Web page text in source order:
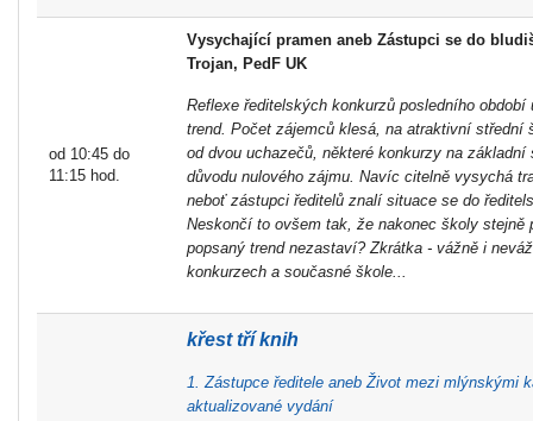
od 10:45 do
11:15 hod.
Vysychající pramen aneb Zástupci se do
Trojan, PedF UK
Reflexe ředitelských konkurzů posledního období
trend. Počet zájemců klesá, na atraktivní střední
od dvou uchazečů, některé konkurzy na
důvodu nulového zájmu. Navíc citelně vysychá
neboť zástupci ředitelů znalí situace se do
Neskončí to ovšem tak, že nakonec školy stejně
popsaný trend nezastaví? Zkrátka - vážně i
konkurzech a současné škole...
křest tří knih
1. Zástupce ředitele aneb Život mezi mlýnskými
aktualizované vydání